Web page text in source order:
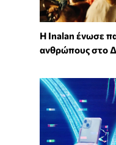
Η Inalan ένωσε
ανθρώπους στο